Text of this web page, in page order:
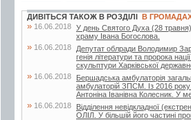
ДИВІТЬСЯ ТАКОЖ В РОЗДІЛІ В
» 16.06.2018 У день Святого Духа (28 травня)
храму Івана Богослова.
» 16.06.2018
Депутат облради Володимир
генія літератури та пророка
скульптури Харківської
» 16.06.2018
Бершадська амбулаторія
амбулаторій ЗПСМ. Із 2016 року
Антоніна Іванівна Колесник. У
» 16.06.2018
Відділення невідкладної
ОЛІЛ. У більшій його частині